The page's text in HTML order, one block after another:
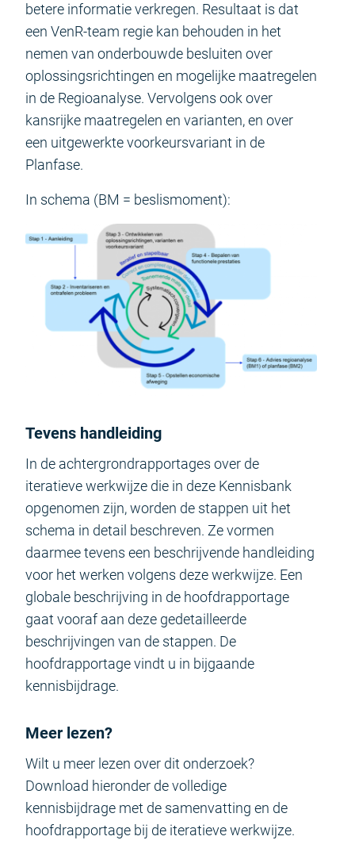
betere informatie verkregen. Resultaat is dat
een VenR-team regie kan behouden in het
nemen van onderbouwde besluiten over
oplossingsrichtingen en mogelijke maatregelen
in de Regioanalyse. Vervolgens ook over
kansrijke maatregelen en varianten, en over
een uitgewerkte voorkeursvariant in de
Planfase.
In schema (BM = beslismoment):
Tevens handleiding
In de achtergrondrapportages over de
iteratieve werkwijze die in deze Kennisbank
opgenomen zijn, worden de stappen uit het
schema in detail beschreven. Ze vormen
daarmee tevens een beschrijvende handleiding
voor het werken volgens deze werkwijze. Een
globale beschrijving in de hoofdrapportage
gaat vooraf aan deze gedetailleerde
beschrijvingen van de stappen. De
hoofdrapportage vindt u in bijgaande
kennisbijdrage.
Meer lezen?
Wilt u meer lezen over dit onderzoek?
Download hieronder de volledige
kennisbijdrage met de samenvatting en de
hoofdrapportage bij de iteratieve werkwijze.